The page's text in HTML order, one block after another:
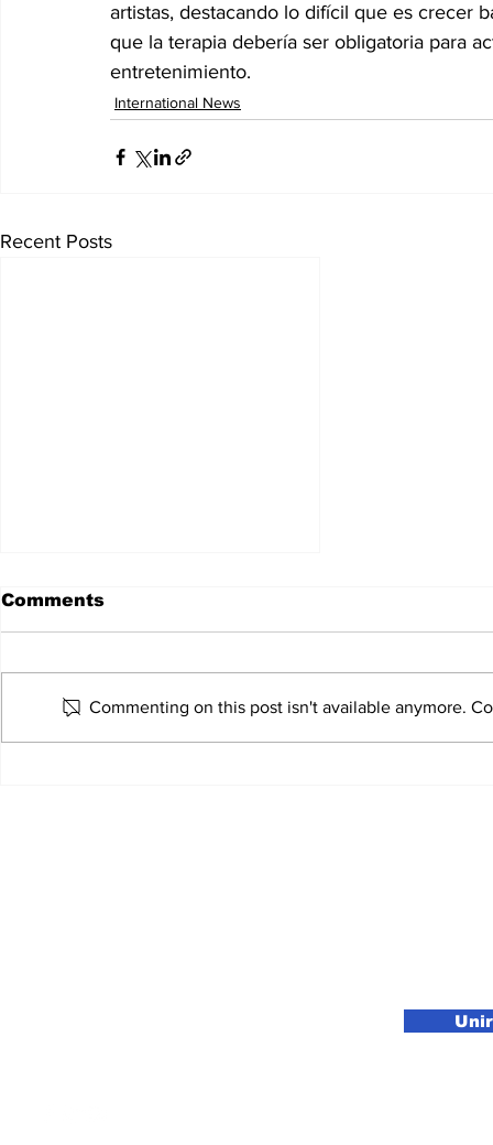
artistas, destacando lo difícil que es crecer
que la terapia debería ser obligatoria para
entretenimiento.
International News
Recent Posts
Comments
Commenting on this post isn't available anymore.